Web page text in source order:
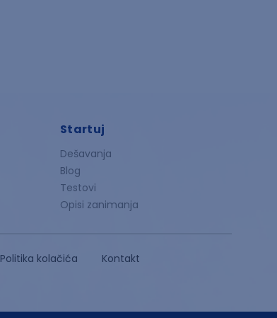
Startuj
Dešavanja
Blog
Testovi
Opisi zanimanja
Politika kolačića Kontakt